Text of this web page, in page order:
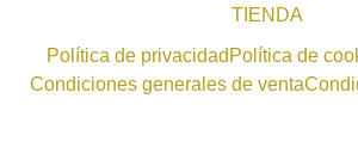
TIENDA
Política de privacidad Política de
Condiciones generales de venta